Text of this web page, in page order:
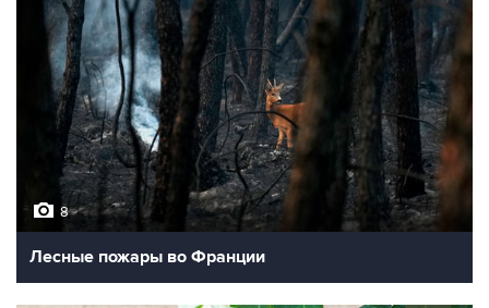
8
Лесные пожары во Франции